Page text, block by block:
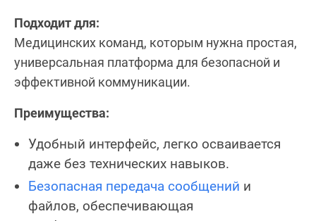
Подходит для:
Медицинских команд, которым нужна простая,
универсальная платформа для безопасной и
эффективной коммуникации.
Преимущества:
Удобный интерфейс, легко осваивается
даже без технических навыков.
Безопасная передача сообщений и
файлов, обеспечивающая